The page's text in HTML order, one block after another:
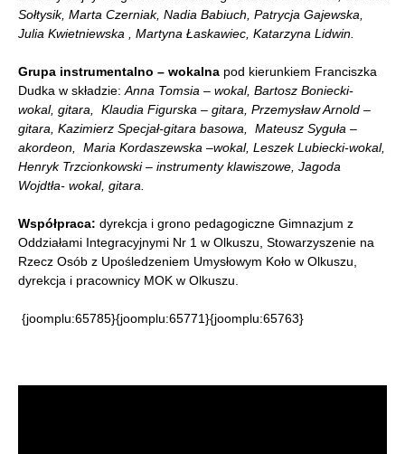
Sołtysik, Marta Czerniak, Nadia Babiuch, Patrycja Gajewska,
Julia Kwietniewska , Martyna Łaskawiec, Katarzyna Lidwin.
Grupa instrumentalno – wokalna pod kierunkiem Franciszka
Dudka w składzie:Anna Tomsia – wokal, Bartosz Boniecki-
wokal, gitara, Klaudia Figurska – gitara, Przemysław Arnold –
gitara, Kazimierz Specjał-gitara basowa, Mateusz Syguła –
akordeon, Maria Kordaszewska –wokal, Leszek Lubiecki-wokal,
Henryk Trzcionkowski – instrumenty klawiszowe, Jagoda
Wojdtła- wokal, gitara.
Współpraca: dyrekcja i grono pedagogiczne Gimnazjum z
Oddziałami Integracyjnymi Nr 1 w Olkuszu, Stowarzyszenie na
Rzecz Osób z Upośledzeniem Umysłowym Koło w Olkuszu,
dyrekcja i pracownicy MOK w Olkuszu.
{joomplu:65785}{joomplu:65771}{joomplu:65763}